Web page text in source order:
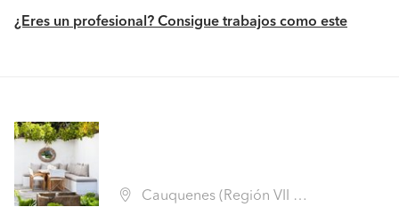
¿Eres un profesional? Consigue trabajos como este
Cauquenes (Región VII Maule - Cauquenes)